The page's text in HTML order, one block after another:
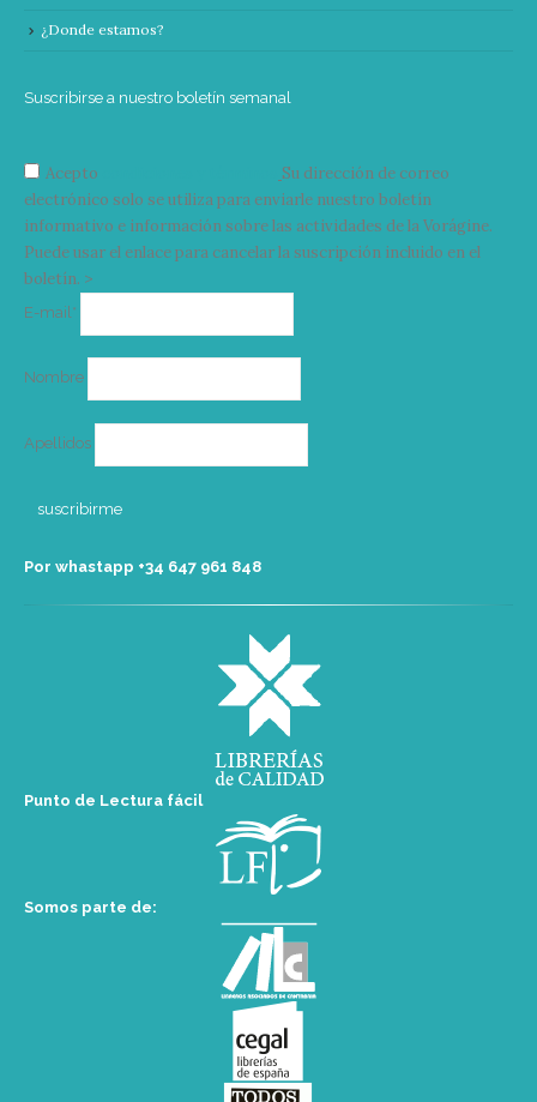
¿Donde estamos?
Suscribirse a nuestro boletín semanal
Acepto
Su dirección de correo
electrónico solo se utiliza para enviarle nuestro boletín
informativo e información sobre las actividades de la Vorágine.
Puede usar el enlace para cancelar la suscripción incluido en el
boletín. >
E-mail*
Nombre
Apellidos
Por whastapp +34 ‭647 961 848‬
Punto de Lectura fácil
Somos parte de: